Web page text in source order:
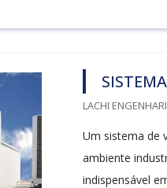
LACHI
Um sistema de
ambiente
indispensável